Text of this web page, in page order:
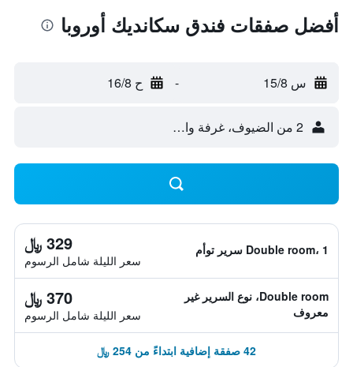
أفضل صفقات فندق سكانديك أوروبا
س 15/8 - ح 16/8
2 من الضيوف، غرفة واحدة
Double room، 1 سرير توأم 329 ﷼
سعر الليلة شامل الرسوم
Double room، نوع السرير غير
معروف
370 ﷼
سعر الليلة شامل الرسوم
42 صفقة إضافية ابتداءً من 254 ﷼